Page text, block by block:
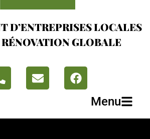
D’ENTREPRISES LOCALES
GLOBALE
Menu